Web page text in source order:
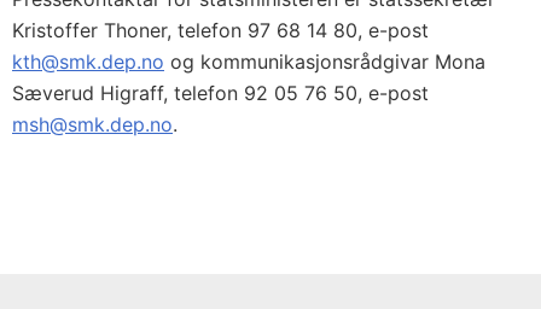
Kristoffer Thoner, telefon 97 68 14 80, e-post
kth@smk.dep.no og kommunikasjonsrådgivar Mona
Sæverud Higraff, telefon 92 05 76 50, e-post
msh@smk.dep.no.